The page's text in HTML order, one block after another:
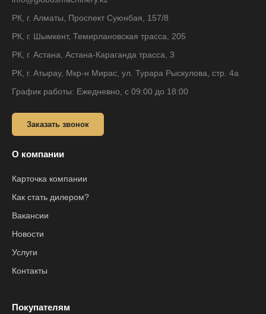
РК, г. Алматы, Проспект Суюнбая, 157/8
РК, г. Шымкент, Темирлановская трасса, 205
РК, г. Астана, Астана-Караганда трасса, 3
РК, г. Атырау, Мкр-н Мирас, ул. Турара Рыскулова, стр. 4а
График работы: Ежедневно, с 09:00 до 18:00
Заказать звонок
О компании
Карточка компании
Как стать дилером?
Вакансии
Новости
Услуги
Контакты
Покупателям